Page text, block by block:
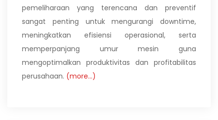
pemeliharaan yang terencana dan preventif
sangat penting untuk mengurangi downtime,
meningkatkan efisiensi operasional, serta
memperpanjang umur mesin guna
mengoptimalkan produktivitas dan profitabilitas
perusahaan. (more…)